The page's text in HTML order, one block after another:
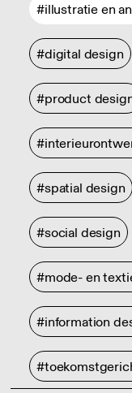
#illustratie en
#digital design
#product
#spatial design
#social design
#mode- en
#information